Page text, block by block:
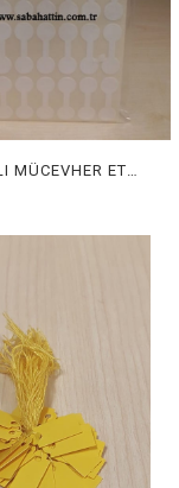
YAPIŞKANLI MÜCEVHER ETİKETİ, MÜCEVHER ETİKETİ, TAKI ETİKETİ, BARKOD ETİKETİ, PIRLANTA ETİKETİ, GÜMÜŞÇÜ ETİKETİ, BİJÜTERİ ETİKETİ, KUYUMCU ETİKETİ, JEWELRY TAG, JEWELRY LABEL, BARCOD TAG, SILVER TAG, GOLD TAG , DIAMOND TAG